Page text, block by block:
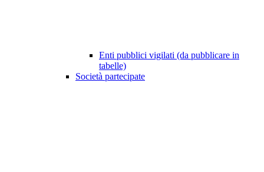
Enti pubblici vigilati (da pubblicare in
tabelle)
Società partecipate